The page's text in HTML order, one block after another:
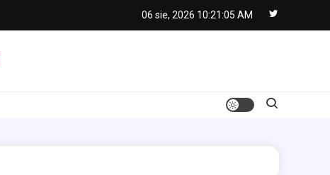
06 sie, 2026 10:21:06 AM